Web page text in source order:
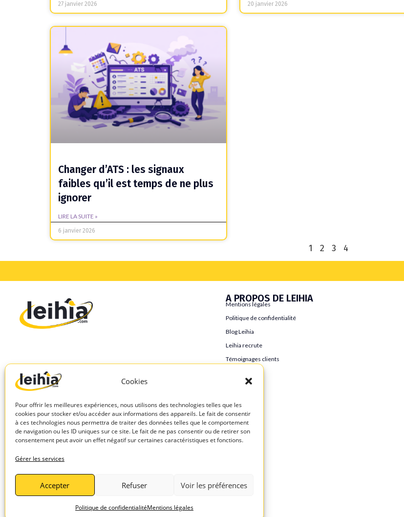
Cookies
Pour offrir les meilleures expériences, nous utilisons des technologies telles que les
cookies pour stocker et/ou accéder aux informations des appareils. Le fait de consentir
à ces technologies nous permettra de traiter des données telles que le comportement
de navigation ou les ID uniques sur ce site. Le fait de ne pas consentir ou de retirer son
consentement peut avoir un effet négatif sur certaines caractéristiques et fonctions.
Gérer les services
Accepter Refuser Voir les préférences
Politique de confidentialitéMentions légales
27 janvier 2026 20 janvier 2026
Changer d’ATS : les signaux
faibles qu’il est temps de ne plus
ignorer
LIRE LA SUITE »
6 janvier 2026
1 2 3 4
Flatchr VS Leihia
Beetween VS Leihia
We recruit VS Leihia
Comparateur ATS : Softy vs Leihia
Comparateur ATS : Taleez vs Leihia
A PROPOS DE LEIHIA
Mentions légales
Politique de confidentialité
Blog Leihia
Leihia recrute
Témoignages clients